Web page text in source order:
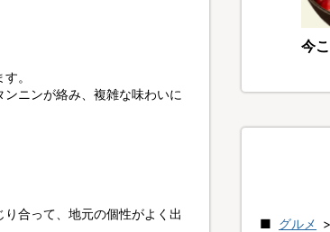
。
ニンが絡み、複雑な味わいに
合って、地元の個性がよく出
今
グルメ